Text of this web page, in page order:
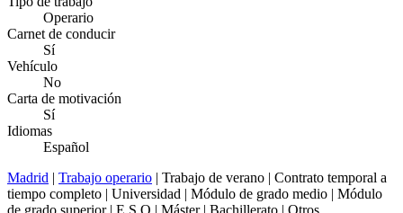
Operario
Carnet de conducir
Sí
Vehículo
No
Carta de motivación
Sí
Idiomas
Español
Madrid | Trabajo operario | Trabajo de verano | Contrato temporal a
tiempo completo | Universidad | Módulo de grado medio | Módulo